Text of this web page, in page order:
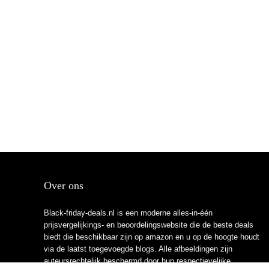
Over ons
Black-friday-deals.nl is een moderne alles-in-één
prijsvergelijkings- en beoordelingswebsite die de beste deals
biedt die beschikbaar zijn op amazon en u op de hoogte houdt
via de laatst toegevoegde blogs. Alle afbeeldingen zijn
auteursrechtelijk beschermd door hun respectievelijke